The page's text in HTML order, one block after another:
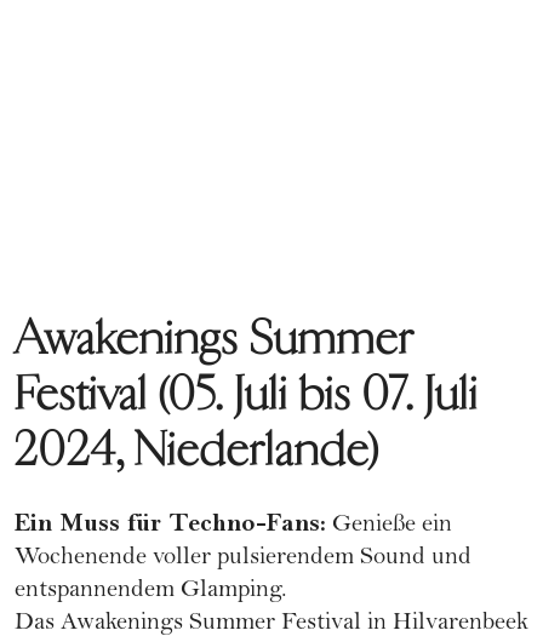
Awakenings Summer
Festival (05. Juli bis 07. Juli
2024, Niederlande)
Ein Muss für Techno-Fans: Genieße ein
Wochenende voller pulsierendem Sound und
entspannendem Glamping.
Das Awakenings Summer Festival in Hilvarenbeek